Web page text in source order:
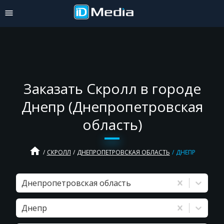
Заказать Скролл в городе
Днепр (Днепропетровская
область)
home СКРОЛЛ ДНЕПРОПЕТРОВСКАЯ ОБЛАСТЬ ДНЕПР
Днепропетровская область
Днепр